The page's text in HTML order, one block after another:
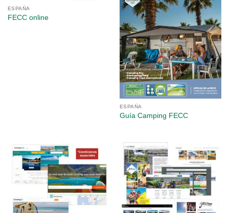
ESPAÑA
FECC online
ESPAÑA
Guía Camping FECC